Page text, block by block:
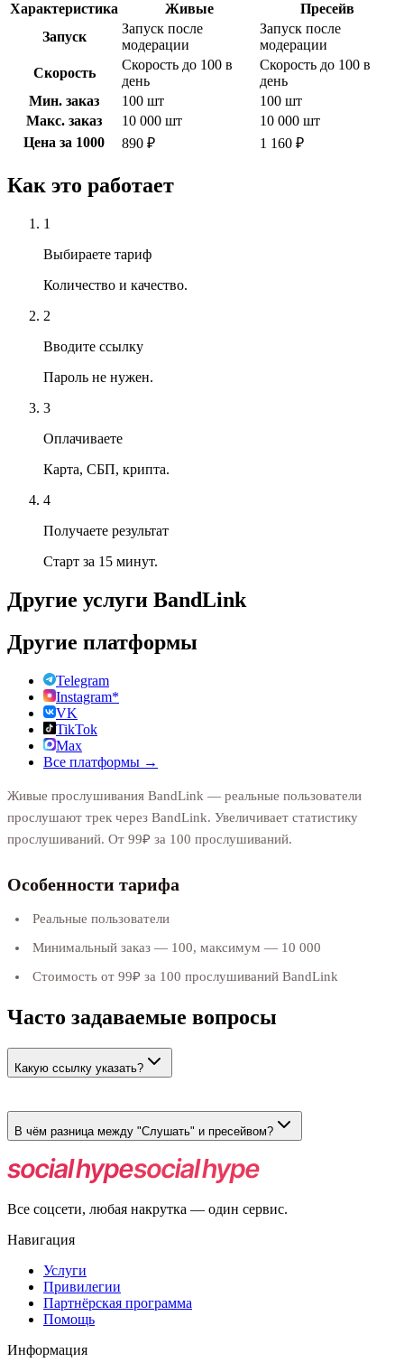
Характеристика Живые
Пресейв
Запуск
Запуск после
модерации
Запуск после
модерации
Скорость
Скорость до 100 в
день
Скорость до 100 в
день
Мин. заказ
100 шт
100 шт
Макс. заказ
10 000 шт
10 000 шт
Цена за 1000
890 ₽ 1 160 ₽
Как это работает
1
Выбираете тариф
Количество и качество.
2
Вводите ссылку
Пароль не нужен.
3
Оплачиваете
Карта, СБП, крипта.
4
Получаете результат
Старт за 15 минут.
Другие услуги BandLink
Другие платформы
Telegram
Instagram*
VK
TikTok
Max
Все платформы →
Живые прослушивания BandLink — реальные пользователи
прослушают трек через BandLink. Увеличивает статистику
прослушиваний. От 99₽ за 100 прослушиваний.
Особенности тарифа
Реальные пользователи
Минимальный заказ — 100, максимум — 10 000
Стоимость от 99₽ за 100 прослушиваний BandLink
Часто задаваемые вопросы
Какую ссылку указать?
В чём разница между "Слушать" и пресейвом?
Слушать — пользователь нажимает кнопку прослушивания.
Пресейв — предварительное сохранение релиза до выхода.
Все соцсети, любая накрутка — один сервис.
Навигация
Услуги
Привилегии
Партнёрская программа
Помощь
Информация